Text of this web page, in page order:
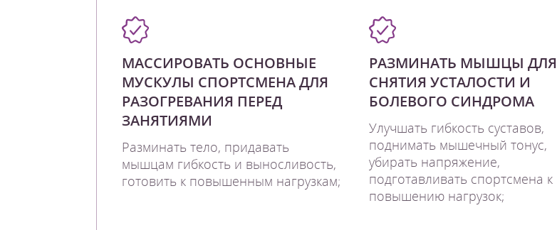
МАССИРОВАТЬ ОСНОВНЫЕ
МУСКУЛЫ СПОРТСМЕНА ДЛЯ
РАЗОГРЕВАНИЯ ПЕРЕД
ЗАНЯТИЯМИ
Разминать тело, придавать
мышцам гибкость и выносливость,
готовить к повышенным нагрузкам;
РАЗМИНАТЬ МЫШЦЫ ДЛЯ
СНЯТИЯ УСТАЛОСТИ И
БОЛЕВОГО СИНДРОМА
Улучшать гибкость суставов,
поднимать мышечный тонус,
убирать напряжение,
подготавливать спортсмена к
повышению нагрузок;